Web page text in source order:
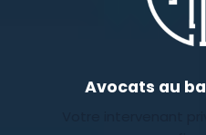
Avocats au